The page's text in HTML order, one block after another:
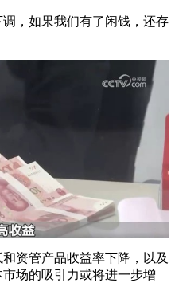
，如果我们有了闲钱，还存
资管产品收益率下降，以及
场的吸引力或将进一步增